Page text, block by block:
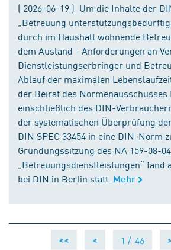
( 2026-06-19 ) Um die Inhalte der
„Betreuung
durch im Haushalt wohnende
dem Ausland - Anforderungen an
Dienstleistungserbringer und
Ablauf der maximalen
der Beirat des Normenausschusses
einschließlich des DIN-
der systematischen Überprüfung
DIN SPEC 33454 in eine DIN-Norm
Gründungssitzung des NA 159-08-
„Betreuungsdienstleistungen“ fand
bei DIN in Berlin statt. Mehr
<< < 1 / 46